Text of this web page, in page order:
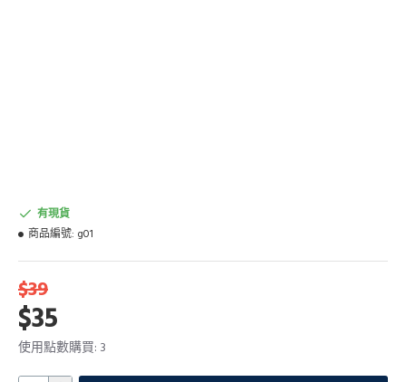
$35
$39
使用點數購買: 3
有現貨
商品編號: g01